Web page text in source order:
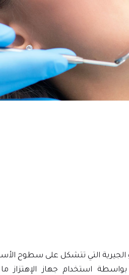
الجيرية التي تتشكل على سطوح
استخدام جهاز الإهتزاز